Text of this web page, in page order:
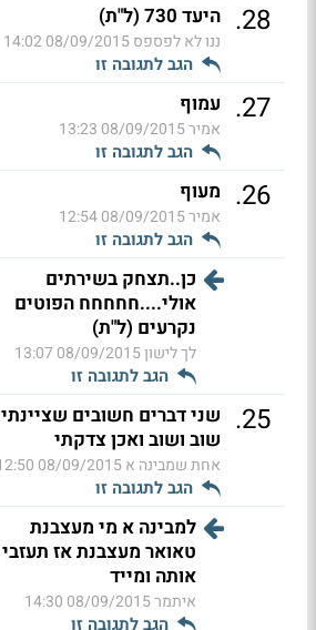
28
. היעד 730 (ל"ת)
ננו לא לפספס08/09/2015 14:02
הגב לתגובה זו
27
. עמוף
אמיר08/09/2015 13:23
הגב לתגובה זו
26
. מעוף
אמיר08/09/2015 12:54
הגב לתגובה זו
כן..תצחק בשירתים
אולי....חחחחח הפוטים
נקרעים (ל"ת)
לך לישון08/09/2015 13:07
הגב לתגובה זו
25
. שני דברים חשובים שציינתי
שוב ושוב ואכן צדקתי
אחת שמבינה א08/09/2015 12:50
הגב לתגובה זו
למבינה א מי מעצבנת
טאואר מעצבנת אז תעזבי
אותה ומייד
איתמר08/09/2015 14:30
הגב לתגובה זו